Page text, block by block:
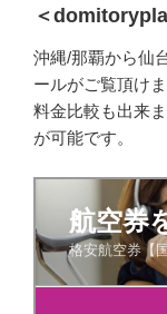
＜
沖縄/那覇から仙
ールがご覧頂け
料金比較も出来
が可能です。